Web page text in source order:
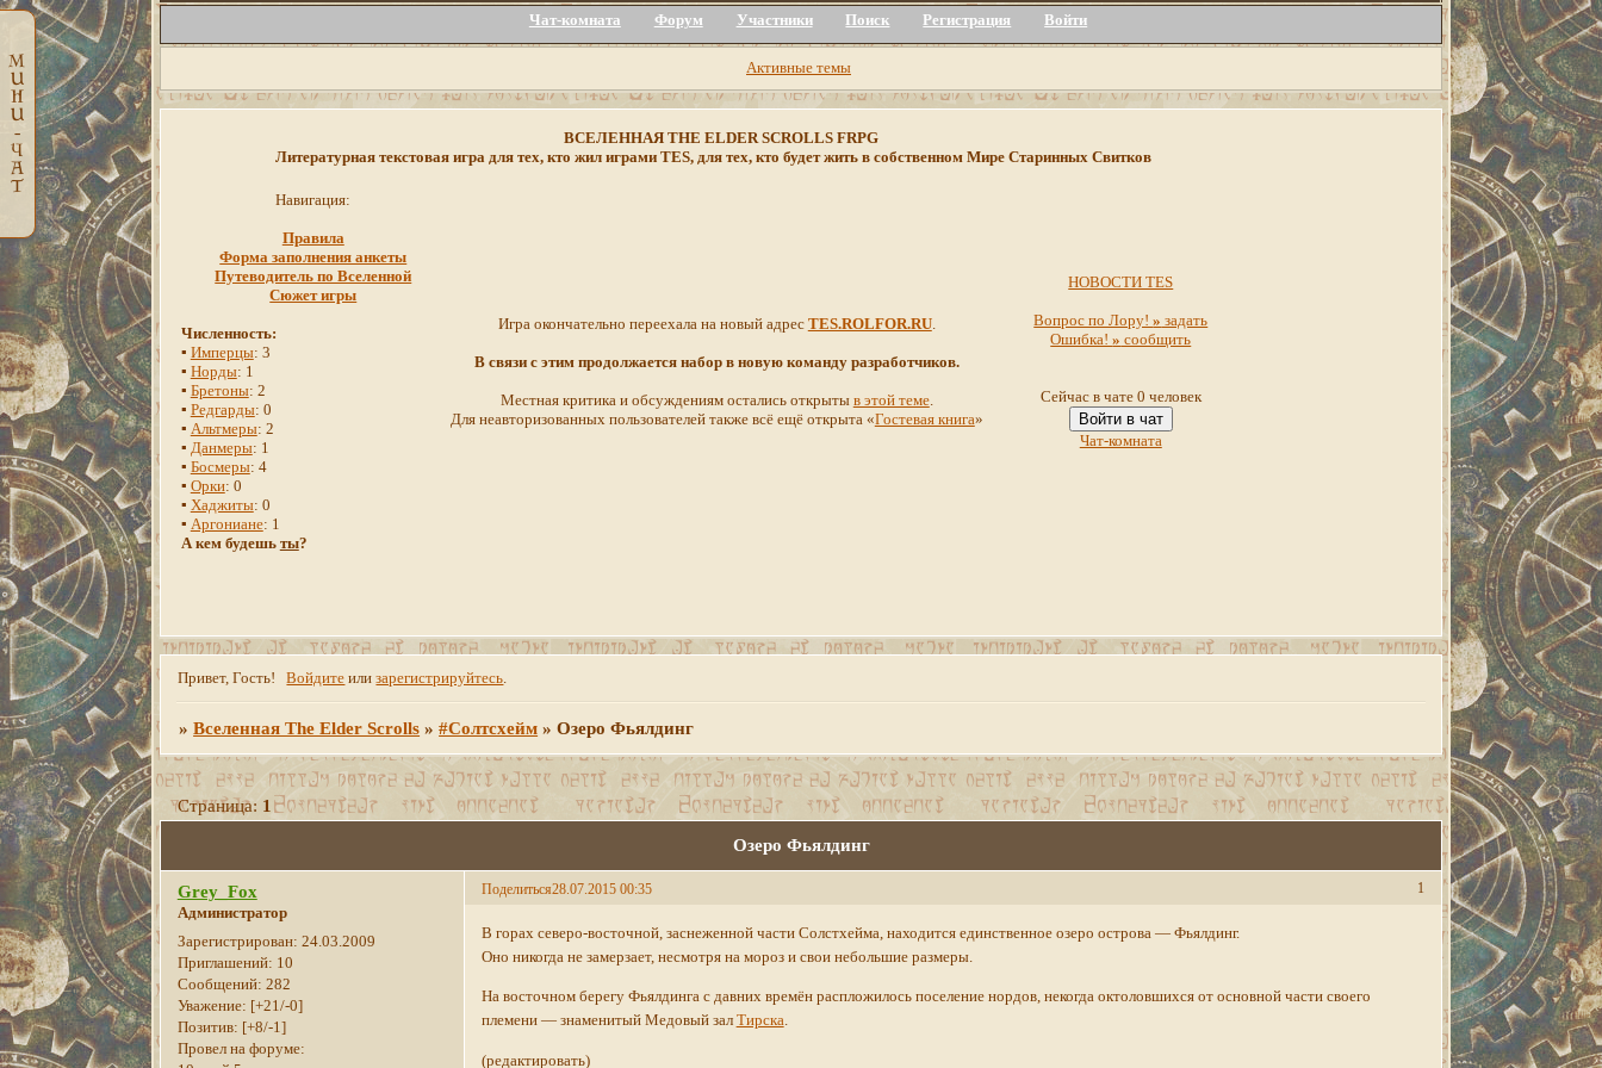
Чат-комната Форум Участники Поиск Регистрация Войти
Активные темы
ВСЕЛЕННАЯ THE ELDER SCROLLS FRPG
Литературная текстовая игра для тех, кто жил играми TES, для тех, кто будет жить в собственном Мире Старинных Свитков
Навигация:
Правила
Форма заполнения анкеты
Путеводитель по Вселенной
Сюжет игры
Численность:
▪ Имперцы: 3
▪ Норды: 1
▪ Бретоны: 2
▪ Редгарды: 0
▪ Альтмеры: 2
▪ Данмеры: 1
▪ Босмеры: 4
▪ Орки: 0
▪ Хаджиты: 0
▪ Аргониане: 1
А кем будешь ты?
Игра окончательно переехала на новый адрес TES.ROLFOR.RU.
В связи с этим продолжается набор в новую команду разработчиков.
Местная критика и обсуждениям остались открыты в этой теме.
Для неавторизованных пользователей также всё ещё открыта «Гостевая книга»
НОВОСТИ TES
Вопрос по Лору!» задать
Ошибка!» сообщить
Сейчас в чате 0 человек
Войти в чат
Чат-комната
Привет, Гость! Войдите илизарегистрируйтесь
»Вселенная The Elder Scrolls »#Солтсхейм »Озеро Фьялдинг
Озеро Фьялдинг
Страница: 1
Поделиться 1
28.07.2015 00:35
Grey_Fox
Администратор
Зарегистрирован: 24.03.2009
Приглашений: 10
Сообщений: 282
Уважение: [+21/-0]
Позитив: [+8/-1]
Провел на форуме:
В горах северо-восточной, заснеженной части Солстхейма, находится единственное озеро острова — Фьялдинг.
Оно никогда не замерзает, несмотря на мороз и свои небольшие размеры.
На восточном берегу Фьялдинга с давних времён распложилось поселение нордов, некогда октоловшихся от основной части своего
племени — знаменитый Медовый зал Тирска.
(редактировать)